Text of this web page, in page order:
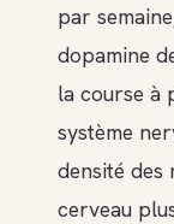
par
dopamine
la course à
système
densité
cerveau